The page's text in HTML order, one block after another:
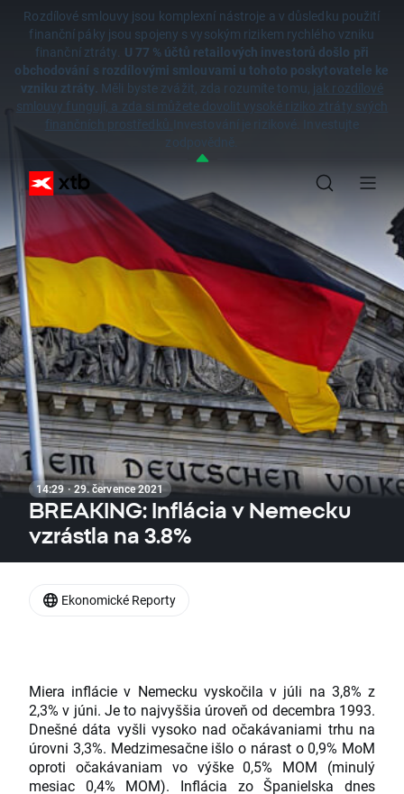
Rozdílové smlouvy jsou komplexní nástroje a v důsledku použití
finanční páky jsou spojeny s vysokým rizikem rychlého vzniku
finanční ztráty. U 77 % účtů retailových investorů došlo při
obchodování s rozdílovými smlouvami u tohoto poskytovatele ke
vzniku ztráty. Měli byste zvážit, zda rozumíte tomu, jak rozdílové
smlouvy fungují, a zda si můžete dovolit vysoké riziko ztráty svých
finančních prostředků.
Investování je rizikové. Investujte
zodpovědně.
14:29 · 29. července 2021
BREAKING: Inflácia v Nemecku
vzrástla na 3.8%
Miera inflácie v Nemecku vyskočila v júli na 3,8% z
2,3% v júni. Je to najvyššia úroveň od decembra 1993.
Dnešné dáta vyšli vysoko nad očakávaniami trhu na
úrovni 3,3%. Medzimesačne išlo o nárast o 0,9% MoM
oproti očakávaniam vo výške 0,5% MOM (minulý
mesiac 0,4% MOM). Inflácia zo Španielska dnes
Ekonomické Reporty